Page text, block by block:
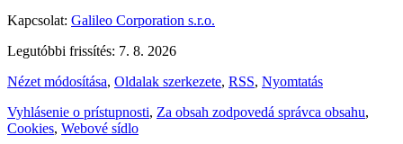
Kapcsolat: Galileo Corporation s.r.o.
Legutóbbi frissítés: 7. 8. 2026
Nézet módosítása, Oldalak szerkezete, RSS, Nyomtatás
Vyhlásenie o prístupnosti, Za obsah zodpovedá správca obsahu,
Cookies, Webové sídlo